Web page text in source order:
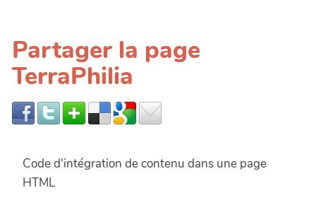
Partager la page
TerraPhilia
Code d'intégration de contenu dans une page
HTML